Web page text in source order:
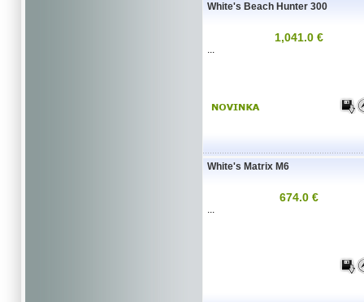
White's Beach Hunter 300
1,041.0 €
...
White's Matrix M6
674.0 €
...